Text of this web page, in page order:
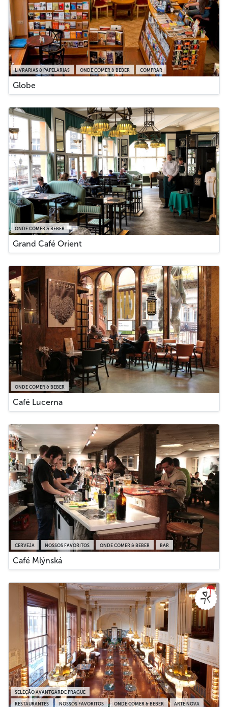
LIVRARIAS & PAPELARIAS ONDE COMER & BEBER COMPRAR
Globe
ONDE COMER & BEBER
Grand Café Orient
ONDE COMER & BEBER
Café Lucerna
CERVEJA NOSSOS FAVORITOS ONDE COMER & BEBER BAR
Café Mlýnská
RESTAURANTES NOSSOS FAVORITOS ONDE COMER & BEBER ARTE NOVA
SELEÇÃO AVANTGARDE PRAGUE